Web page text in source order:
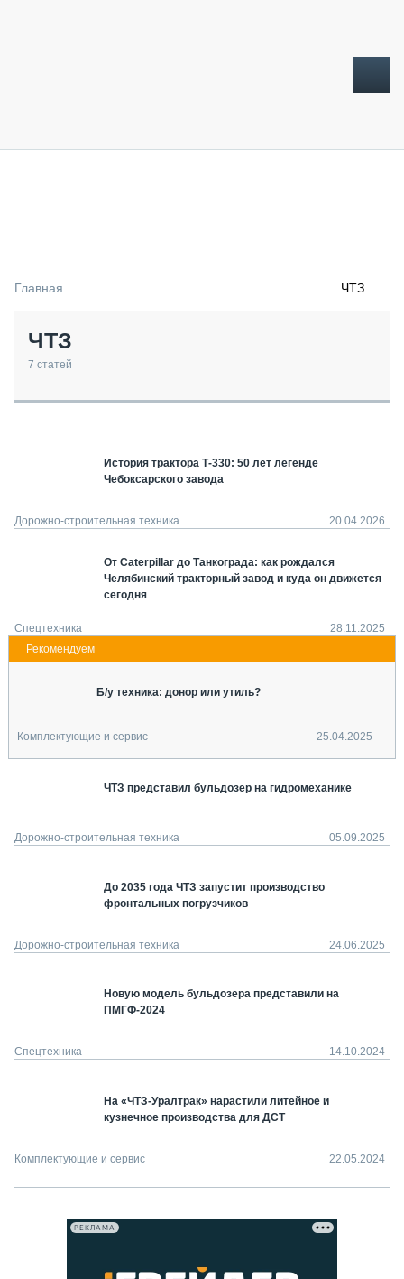
МЕРОПРИЯТИЯ
О ПРОЕКТЕ
Главная ЧТЗ
ЧТЗ
7 статей
История трактора Т-330: 50 лет легенде
Чебоксарского завода
Дорожно-строительная техника 20.04.2026
От Caterpillar до Танкограда: как рождался
Челябинский тракторный завод и куда он движется
сегодня
Спецтехника 28.11.2025
Б/у техника: донор или утиль?
Комплектующие и сервис 25.04.2025
ЧТЗ представил бульдозер на гидромеханике
Дорожно-строительная техника 05.09.2025
До 2035 года ЧТЗ запустит производство
фронтальных погрузчиков
Дорожно-строительная техника 24.06.2025
Новую модель бульдозера представили на
ПМГФ-2024
Спецтехника 14.10.2024
На «ЧТЗ-Уралтрак» нарастили литейное и
кузнечное производства для ДСТ
Комплектующие и сервис 22.05.2024
РЕКЛАМА